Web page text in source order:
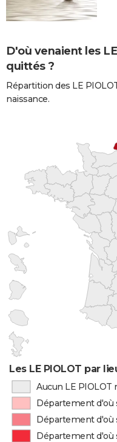
D'où venaient les
quittés ?
Répartition des LE
naissance.
Les LE PIOLOT par
Aucun LE
Département d'où
Département d'où
Département d'où